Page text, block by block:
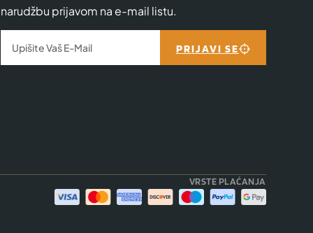
narudžbu prijavom na e-mail listu.
PRIJAVI SE
VRSTE PLAĆANJA